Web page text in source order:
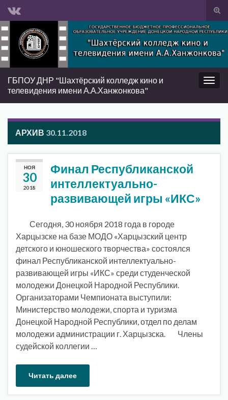
Вкл/
Search for:
Вкл/
ГБПОУ ДНР "Шахтёрский колледж кино и
телевидения имени А.А.Ханжонкова"
АРХИВ 30.11.2018
НОЯ
30
2018
Финал Республиканской
интеллектуально-
развивающей игры «ИКС»
Сегодня, 30 ноября 2018 года в городе
Харцызске на базе МОДО «Харцызский центр
детского и юношеского творчества» состоялся
финал Республиканской интеллектуально-
развивающей игры «ИКС» среди студенческой
молодежи Донецкой Народной Республики.
Организаторами Чемпионата выступили:
Министерство молодежи, спорта и туризма
Донецкой Народной Республики, отдел по делам
молодежи администрации г. Харцызска. Члены
судейской коллегии …
Читать далее